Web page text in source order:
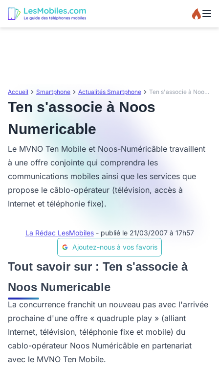
Accueil Smartphone Actualités Smartphone Ten s'associe à Noos Numericable
Ten s'associe à Noos
Numericable
Le MVNO Ten Mobile et Noos-Numéricâble travaillent
à une offre conjointe qui comprendra les
communications mobiles ainsi que les services que
propose le câblo-opérateur (télévision, accès à
Internet et téléphonie fixe).
La Rédac LesMobiles - publié le 21/03/2007 à 17h57
Ajoutez-nous à vos favoris
Tout savoir sur : Ten s'associe à
Noos Numericable
La concurrence franchit un nouveau pas avec l'arrivée
prochaine d'une offre « quadruple play » (alliant
Internet, télévision, téléphonie fixe et mobile) du
cablo-opérateur Noos Numéricâble en partenariat
avec le MVNO Ten Mobile.